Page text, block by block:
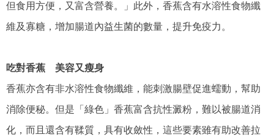
但食用方便，又富含營養。」此外，香蕉含有水溶性食物纖
維及寡糖，增加腸道內益生菌的數量，提升免疫力。
吃對香蕉 美容又瘦身
香蕉亦含有非水溶性食物纖維，能刺激腸壁促進蠕動，幫助
消除便秘。但是「綠色」香蕉富含抗性澱粉，難以被腸道消
化，而且還含有鞣質，具有收斂性，這些要素雖有助改善拉